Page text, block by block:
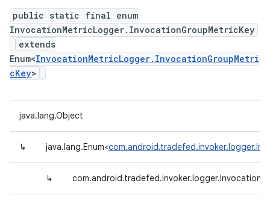
public static final enum
InvocationMetricLogger.InvocationGroupMetricKey
extends
Enum<InvocationMetricLogger.InvocationGroupMetri
cKey>
java.lang.Object
↳ java.lang.Enum<
↳